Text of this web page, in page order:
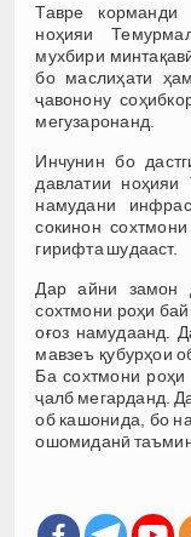
Тавре корманди
ноҳияи
мухбири
бо маслиҳати
ҷавонону
мегузаронанд.
Инчунин бо
давлатии
намудани
сокинон
гирифта шудааст.
Дар айни замон
сохтмони роҳи
оғоз намудаанд.
мавзеъ қубурҳои
Ба сохтмони роҳи
ҷалб мегарданд.
об кашонида, бо
ошомиданӣ